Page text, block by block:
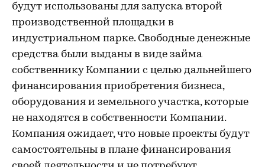
будут использованы для запуска второй
производственной площадки в
индустриальном парке. Свободные денежные
средства были выданы в виде займа
собственнику Компании с целью дальнейшего
финансирования приобретения бизнеса,
оборудования и земельного участка, которые
не находятся в собственности Компании.
Компания ожидает, что новые проекты будут
самостоятельны в плане финансирования